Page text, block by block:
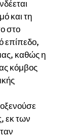
και τη
στο
επίπεδο,
καθώς η
κόμβος
εκ των